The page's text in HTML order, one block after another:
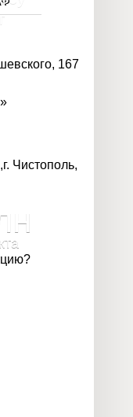
167
Чистополь,